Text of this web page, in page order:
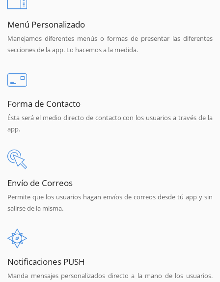
Menú Personalizado
Manejamos diferentes menús o formas de presentar las diferentes
secciones de la app. Lo hacemos a la medida.
Forma de Contacto
Ésta será el medio directo de contacto con los usuarios a través de la
app.
Envío de Correos
Permite que los usuarios hagan envíos de correos desde tú app y sin
salirse de la misma.
Notificaciones PUSH
Manda mensajes personalizados directo a la mano de los usuarios.